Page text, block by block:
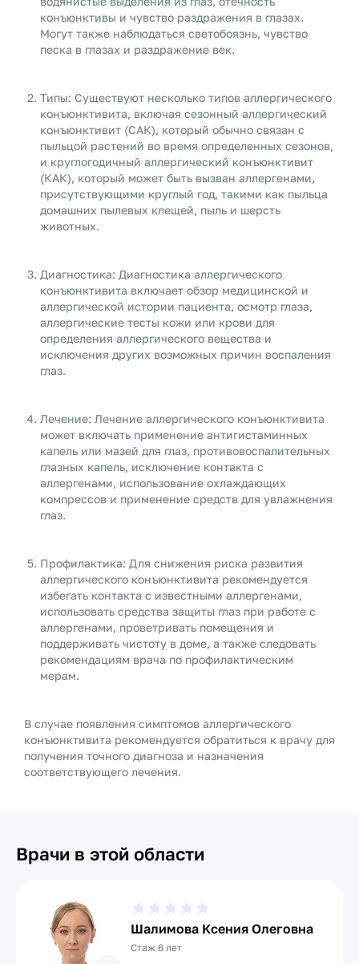
конъюнктивы и чувство раздражения в глазах.
Могут также наблюдаться светобоязнь, чувство
песка в глазах и раздражение век.
Типы: Существуют несколько типов аллергического
конъюнктивита, включая сезонный аллергический
конъюнктивит (САК), который обычно связан с
пыльцой растений во время определенных сезонов,
и круглогодичный аллергический конъюнктивит
(КАК), который может быть вызван аллергенами,
присутствующими круглый год, такими как пыльца
домашних пылевых клещей, пыль и шерсть
животных.
Диагностика: Диагностика аллергического
конъюнктивита включает обзор медицинской и
аллергической истории пациента, осмотр глаза,
аллергические тесты кожи или крови для
определения аллергического вещества и
исключения других возможных причин воспаления
глаз.
Лечение: Лечение аллергического конъюнктивита
может включать применение антигистаминных
капель или мазей для глаз, противовоспалительных
глазных капель, исключение контакта с
аллергенами, использование охлаждающих
компрессов и применение средств для увлажнения
глаз.
Профилактика: Для снижения риска развития
аллергического конъюнктивита рекомендуется
избегать контакта с известными аллергенами,
использовать средства защиты глаз при работе с
аллергенами, проветривать помещения и
поддерживать чистоту в доме, а также следовать
рекомендациям врача по профилактическим
мерам.
В случае появления симптомов аллергического
конъюнктивита рекомендуется обратиться к врачу для
получения точного диагноза и назначения
соответствующего лечения.
Врачи в этой области
Шалимова Ксения Олеговна
Стаж 6 лет